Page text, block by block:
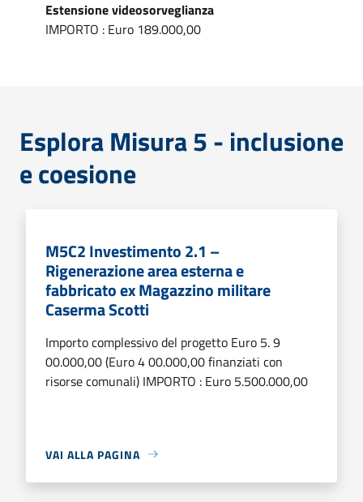
Estensione videosorveglianza
IMPORTO : Euro 189.000,00
Esplora Misura 5 - inclusione
e coesione
M5C2 Investimento 2.1 –
Rigenerazione area esterna e
fabbricato ex Magazzino militare
Caserma Scotti
Importo complessivo del progetto Euro 5. 9
00.000,00 (Euro 4 00.000,00 finanziati con
risorse comunali) IMPORTO : Euro 5.500.000,00
VAI ALLA PAGINA